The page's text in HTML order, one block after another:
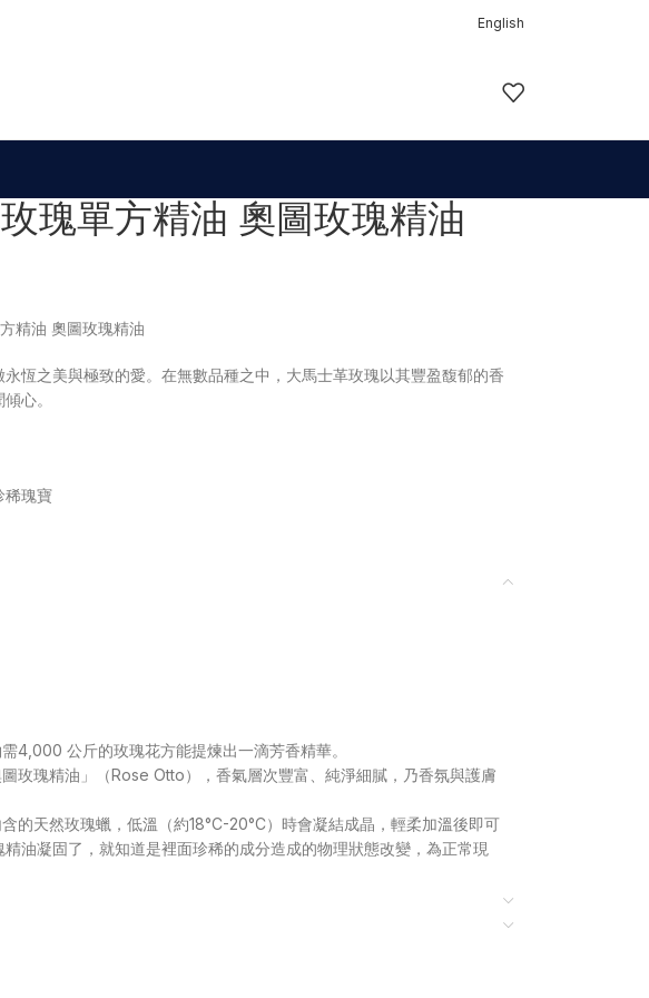
English
瑰單方精油 奧圖玫瑰精油
精油 奧圖玫瑰精油
恆之美與極致的愛。在無數品種之中，大馬士革玫瑰以其豐盈馥郁的香
心。
稀瑰寶
4,000 公斤的玫瑰花方能提煉出一滴芳香精華。
玫瑰精油」（Rose Otto），香氣層次豐富、純淨細膩，乃香氛與護膚
的天然玫瑰蠟，低溫（約18°C-20°C）時會凝結成晶，輕柔加溫後即可
油凝固了，就知道是裡面珍稀的成分造成的物理狀態改變，為正常現
候、土壤等因素而不同，因此每批精油在氣味、顏色與質地上略有不
製的獨一無二之處。